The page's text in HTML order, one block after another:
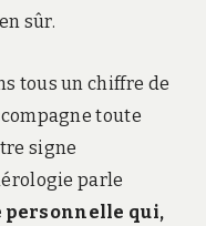
sûr.
tous un chiffre de
toute
signe
parle
personnelle qui,